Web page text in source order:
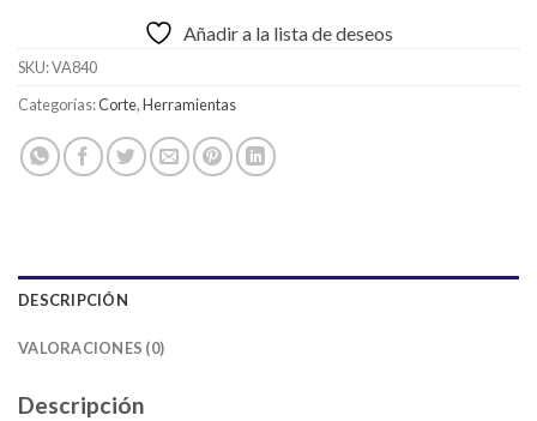
Añadir a la lista de deseos
SKU:VA840
Categorías:Corte,Herramientas
DESCRIPCIÓN
VALORACIONES (0)
Descripción